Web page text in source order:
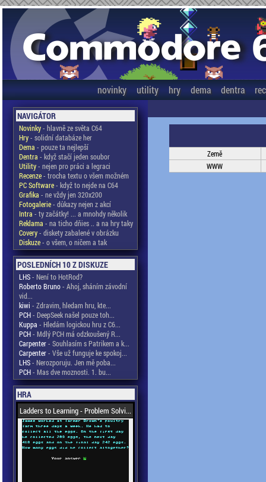
novinky utility hry dema dentra
NAVIGÁTOR
Novinky- hlavně ze světa C64
Hry- solidní databáze her
Dema - pouze ta nejlepší
Dentra - když stačí jeden soubor
Utility- nejen pro práci a legraci
Recenze- trocha textu o všem možném
PC Software- když to nejde na C64
Grafika - ne vždy jen 320x200
Fotogalerie- důkazy nejen z akcí
Intra - ty začátky! ... a mnohdy několik
Reklama - na ticho dňies .. a na hry taky
Covery- diskety zabalené v obrázku
Diskuze- o všem, o ničem a tak
POSLEDNÍCH 10 Z DISKUZE
LHS- Není to HotRod?
Roberto Bruno- Ahoj, sháním závodní
vid...
kiwi - Zdravim, hledam hru, kte...
PCH- DeepSeek našel pouze toh...
Kuppa - Hledám logickou hru z C6...
PCH- Mdlý PCH má odzkoušený R...
Carpenter- Souhlasím s Patrikem a k...
Carpenter- Vše už funguje ke spokoj...
LHS- Nerozporuju. Jen mě poba...
PCH- Mas dve moznosti. 1. bu...
HRA
Ladders to Learning - Problem Solvi...
Země
WWW